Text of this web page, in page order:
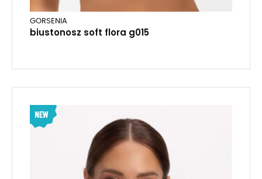
GORSENIA
biustonosz soft flora g015